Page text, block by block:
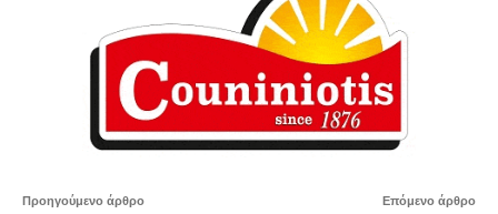
Προηγούμενο άρθρο Επόμενο άρθρο